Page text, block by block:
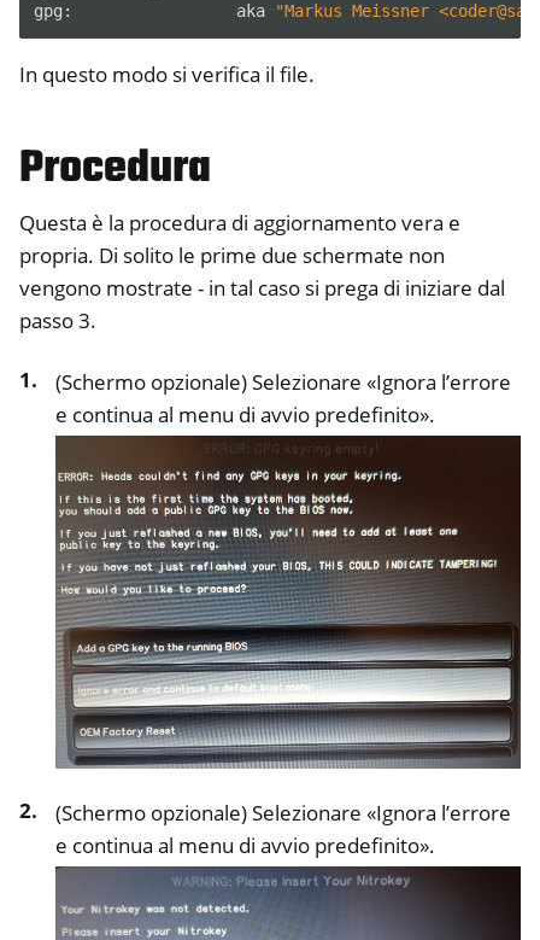
gpg:
aka "Markus Meissner
In questo modo si verifica il file.
Procedura
Questa è la procedura di aggiornamento vera e
propria. Di solito le prime due schermate non
vengono mostrate - in tal caso si prega di iniziare dal
passo 3.
(Schermo opzionale) Selezionare «Ignora l’errore
e continua al menu di avvio predefinito».
(Schermo opzionale) Selezionare «Ignora l’errore
e continua al menu di avvio predefinito».